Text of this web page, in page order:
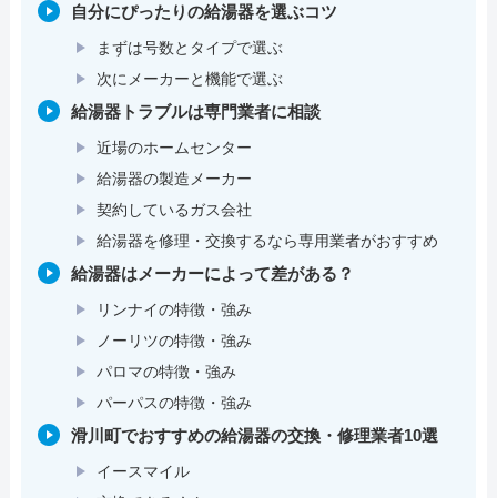
自分にぴったりの給湯器を選ぶコツ
まずは号数とタイプで選ぶ
次にメーカーと機能で選ぶ
給湯器トラブルは専門業者に相談
近場のホームセンター
給湯器の製造メーカー
契約しているガス会社
給湯器を修理・交換するなら専用業者がおすすめ
給湯器はメーカーによって差がある？
リンナイの特徴・強み
ノーリツの特徴・強み
パロマの特徴・強み
パーパスの特徴・強み
滑川町でおすすめの給湯器の交換・修理業者10選
イースマイル